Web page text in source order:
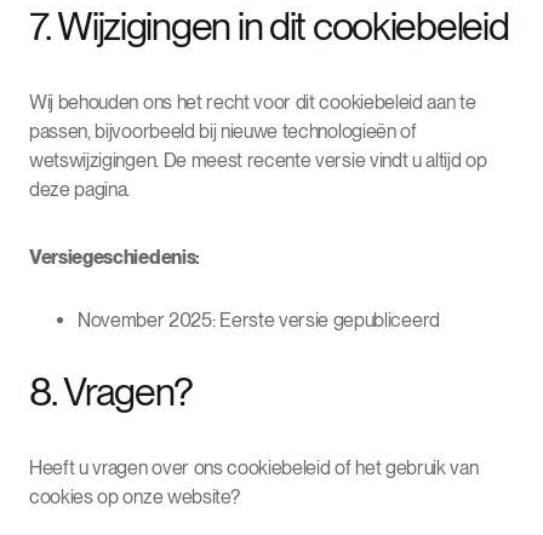
7. Wijzigingen in dit cookiebeleid
Wij behouden ons het recht voor dit cookiebeleid aan te
passen, bijvoorbeeld bij nieuwe technologieën of
wetswijzigingen. De meest recente versie vindt u altijd op
deze pagina.
Versiegeschiedenis:
November 2025: Eerste versie gepubliceerd
8. Vragen?
Heeft u vragen over ons cookiebeleid of het gebruik van
cookies op onze website?